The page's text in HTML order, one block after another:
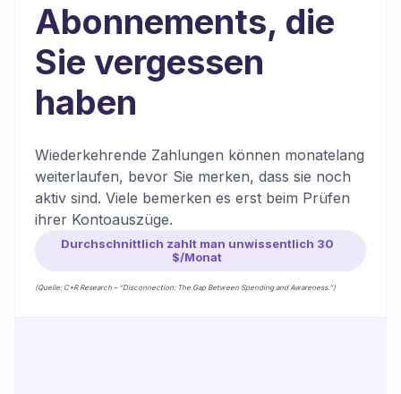
Abonnements, die
Sie vergessen
haben
Wiederkehrende Zahlungen können monatelang
weiterlaufen, bevor Sie merken, dass sie noch
aktiv sind. Viele bemerken es erst beim Prüfen
ihrer Kontoauszüge.
Durchschnittlich zahlt man unwissentlich 30
$/Monat
(Quelle: C+R Research – “Disconnection: The Gap Between Spending and Awareness.”)